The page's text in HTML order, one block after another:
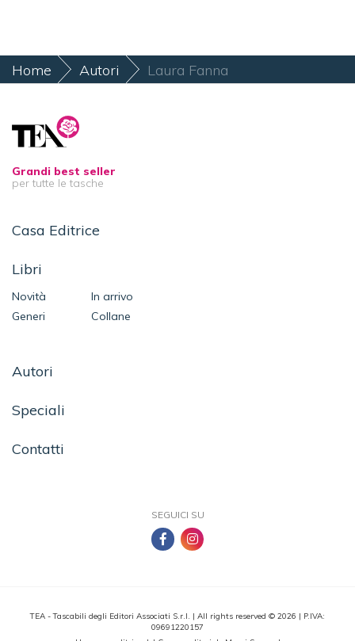
Home Autori Laura Fanna
Grandi best seller
per tutte le tasche
Casa Editrice
Libri
Novità
In arrivo
Generi
Collane
Autori
Speciali
Contatti
SEGUICI SU
TEA - Tascabili degli Editori Associati S.r.l. | All rights reserved © 2026 | P.IVA:
09691220157